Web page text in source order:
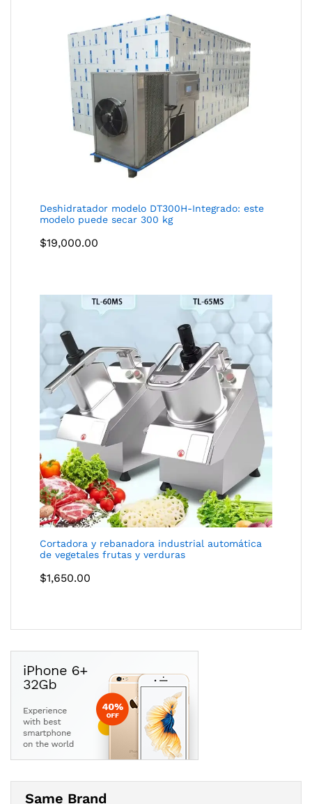
Deshidratador modelo DT300H-Integrado: este
modelo puede secar 300 kg
$19,000.00
Cortadora y rebanadora industrial automática
de vegetales frutas y verduras
$1,650.00
Same Brand